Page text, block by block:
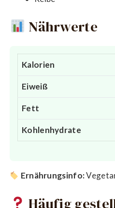
Nährwerte
Kalorien
Eiweiß
Fett
Kohlenhydrate
Ernährungsinfo:
Häufig